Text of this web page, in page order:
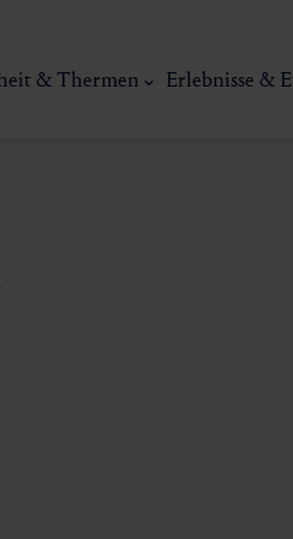
& Thermen Erlebnisse &